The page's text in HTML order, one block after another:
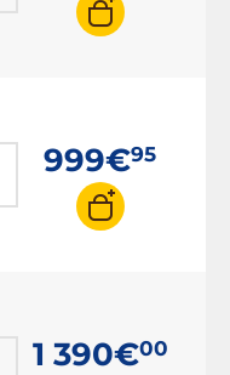
999€95
1 390€00